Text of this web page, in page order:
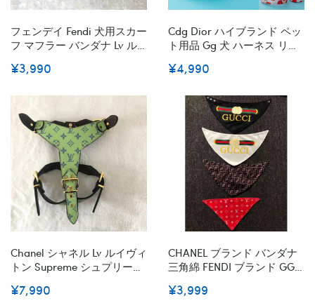
フェンデイ Fendi 犬用スカー
フ マフラー バンダナ Lv ル
だれかけスカーフ春夏Ｍ高
フかわいいの小型ペット用
バンダナ
¥3,990
Cdg Dior ハイブランド ペッ
ト用品 Gg 犬 ハーネス リー
トン 牽引ロープ 2点セット
かわいい 犬用ハーネス 耐久
性 子犬用 柔らかい S~XL 激
安 送料無料
¥4,990
Chanel シャネル Lv ルイヴィ
トン Supreme シュプリーム
首輪ハーネスペット用品首
¥7,990
CHANEL ブランド バンダナ
三角綿 FENDI ブランド GG
首輪 LV おしゃれ シャネル
¥3,999